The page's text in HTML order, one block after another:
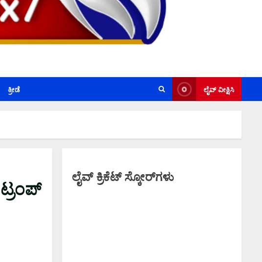
ಕ್ರೀಡೆ ಲೈವ್ ವೀಕ್ಷಿಸಿ
ಲೈವ್ ಕ್ರಿಕೆಟ್ ಸ್ಕೋರ್‌ಗಳು